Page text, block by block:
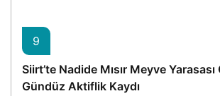
9
Siirt’te Nadide Mısır Meyve
Gündüz Aktiflik Kaydı